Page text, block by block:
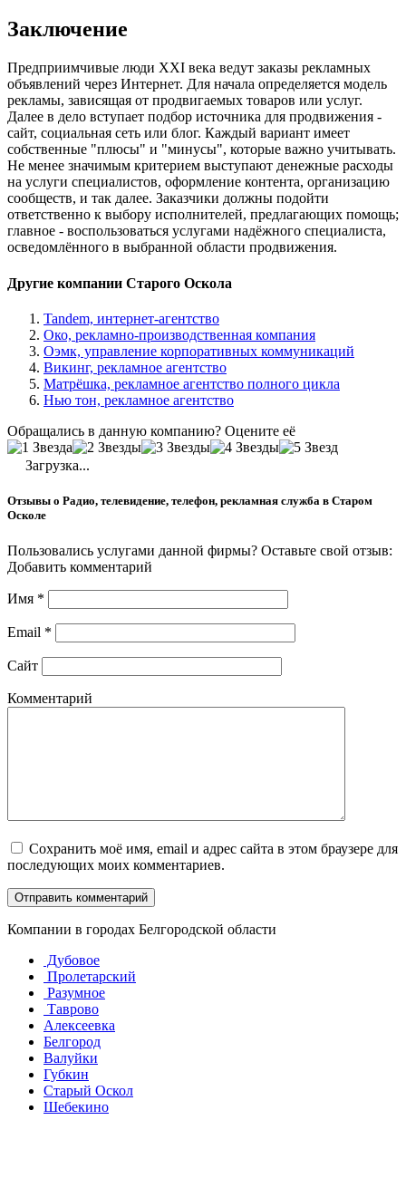
Заключение
Предприимчивые люди XXI века ведут заказы рекламных
объявлений через Интернет. Для начала определяется модель
рекламы, зависящая от продвигаемых товаров или услуг.
Далее в дело вступает подбор источника для продвижения -
сайт, социальная сеть или блог. Каждый вариант имеет
собственные "плюсы" и "минусы", которые важно учитывать.
Не менее значимым критерием выступают денежные расходы
на услуги специалистов, оформление контента, организацию
сообществ, и так далее. Заказчики должны подойти
ответственно к выбору исполнителей, предлагающих помощь;
главное - воспользоваться услугами надёжного специалиста,
осведомлённого в выбранной области продвижения.
Другие компании Старого Оскола
Tandem, интернет-агентство
Око, рекламно-производственная компания
Оэмк, управление корпоративных коммуникаций
Викинг, рекламное агентство
Матрёшка, рекламное агентство полного цикла
Нью тон, рекламное агентство
Обращались в данную компанию? Оцените её
Загрузка...
Отзывы о Радио, телевидение, телефон, рекламная служба в Старом
Осколе
Пользовались услугами данной фирмы? Оставьте свой отзыв:
Добавить комментарий
Имя *
Email *
Сайт
Комментарий
Сохранить моё имя, email и адрес сайта в этом браузере для
последующих моих комментариев.
Компании в городах Белгородской области
Дубовое
Пролетарский
Разумное
Таврово
Алексеевка
Белгород
Валуйки
Губкин
Старый Оскол
Шебекино